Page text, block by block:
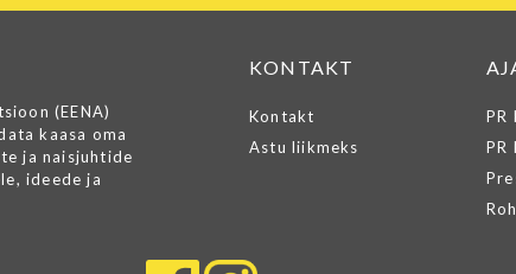
(EENA)
kaasa oma
ja naisjuhtide
ideede ja
KONTAKT
Kontakt
Astu liikmeks
PR
PR